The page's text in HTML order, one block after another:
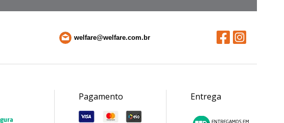
welfare@welfare.com.br
Pagamento Entrega